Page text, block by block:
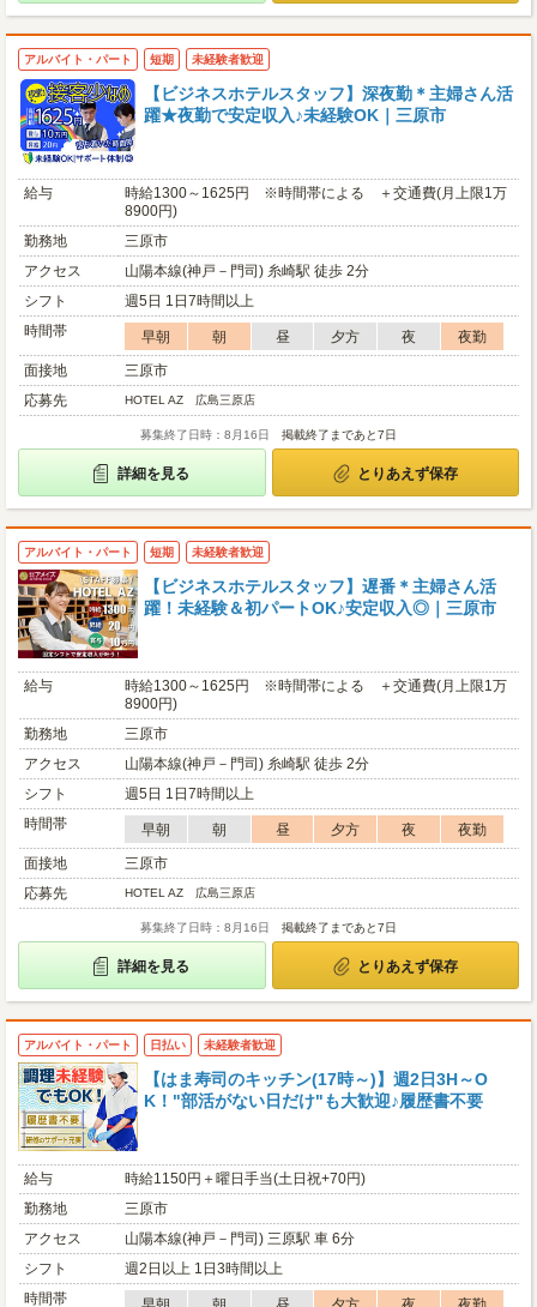
アルバイト・パート 短期 未経験者歓迎
【ビジネスホテルスタッフ】深夜勤＊主婦さん活
躍★夜勤で安定収入♪未経験OK｜三原市
給与
時給1300～1625円 ※時間帯による ＋交通費(月上限1万
8900円)
勤務地
三原市
アクセス
山陽本線(神戸－門司) 糸崎駅 徒歩 2分
シフト
週5日 1日7時間以上
時間帯
早朝 朝 昼 夕方 夜
夜勤
面接地
三原市
応募先
HOTEL AZ 広島三原店
募集終了日時：8月16日 掲載終了まであと7日
詳細を見る とりあえず保存
アルバイト・パート 短期 未経験者歓迎
【ビジネスホテルスタッフ】遅番＊主婦さん活
躍！未経験＆初パートOK♪安定収入◎｜三原市
給与
時給1300～1625円 ※時間帯による ＋交通費(月上限1万
8900円)
勤務地
三原市
アクセス
山陽本線(神戸－門司) 糸崎駅 徒歩 2分
シフト
週5日 1日7時間以上
時間帯
早朝 朝 昼 夕方 夜
夜勤
面接地
三原市
応募先
HOTEL AZ 広島三原店
募集終了日時：8月16日 掲載終了まであと7日
詳細を見る とりあえず保存
アルバイト・パート 日払い 未経験者歓迎
【はま寿司のキッチン(17時～)】週2日3H～O
K！"部活がない日だけ"も大歓迎♪履歴書不要
給与
時給1150円＋曜日手当(土日祝+70円)
勤務地
三原市
アクセス
山陽本線(神戸－門司) 三原駅 車 6分
シフト
週2日以上 1日3時間以上
時間帯